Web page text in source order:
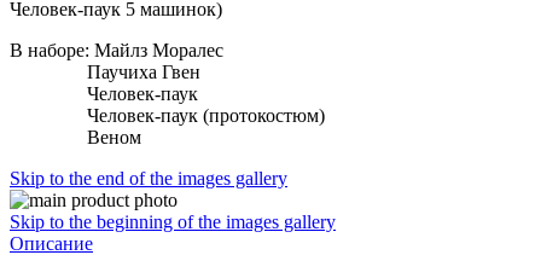
Человек-паук 5 машинок)
В наборе: Майлз Моралес
Паучиха Гвен
Человек-паук
Человек-паук (протокостюм)
Веном
Skip to the end of the images gallery
Skip to the beginning of the images gallery
Описание